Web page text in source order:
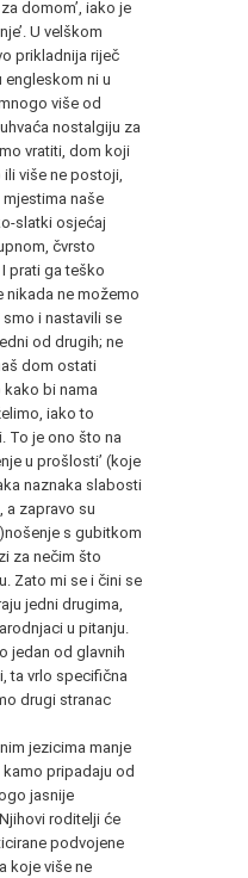
domom’, iako je
U velškom
prikladnija riječ
engleskom ni u
više od
nostalgiju za
vratiti, dom koji
više ne postoji,
naše
slatki osjećaj
čvrsto
prati ga teško
nikada ne možemo
i nastavili se
od drugih; ne
dom ostati
kako bi nama
iako to
To je ono što na
u prošlosti’ (koje
naznaka slabosti
a zapravo su
s gubitkom
za nečim što
Zato mi se i čini se
jedni drugima,
u pitanju.
jedan od glavnih
ta vrlo specifična
drugi stranac
jezicima manje
pripadaju od
jasnije
roditelji će
podvojene
koje više ne